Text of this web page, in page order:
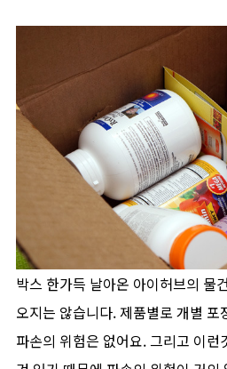
박스 한가득 날아온 아이허브의 물
오지는 않습니다. 제품별로 개별 포
파손의 위험은 없어요. 그리고 이